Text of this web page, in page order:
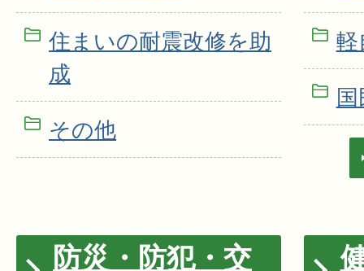
住まいの耐震改修を助
成
その他
軽
防災・防犯・交